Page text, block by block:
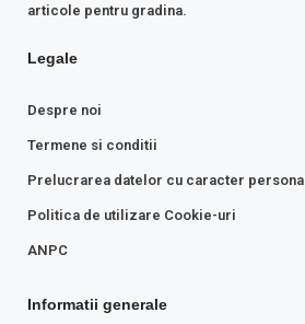
articole pentru gradina.
Legale
Despre noi
Termene si conditii
Prelucrarea datelor cu caracter personal
Politica de utilizare Cookie-uri
ANPC
Informatii generale